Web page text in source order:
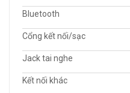
Bluetooth
Cổng kết nối/sạc
Jack tai nghe
Kết nối khác